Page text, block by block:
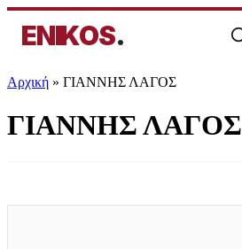
ENIKOS.
Αρχική » ΓΙΑΝΝΗΣ ΛΑΓΟΣ
ΓΙΑΝΝΗΣ ΛΑΓΟΣ